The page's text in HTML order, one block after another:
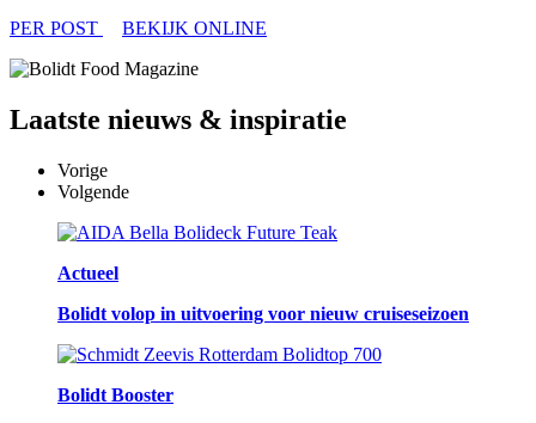
PER POST
BEKIJK ONLINE
Laatste nieuws & inspiratie
Vorige
Volgende
Actueel
Bolidt volop in uitvoering voor nieuw cruiseseizoen
Bolidt Booster